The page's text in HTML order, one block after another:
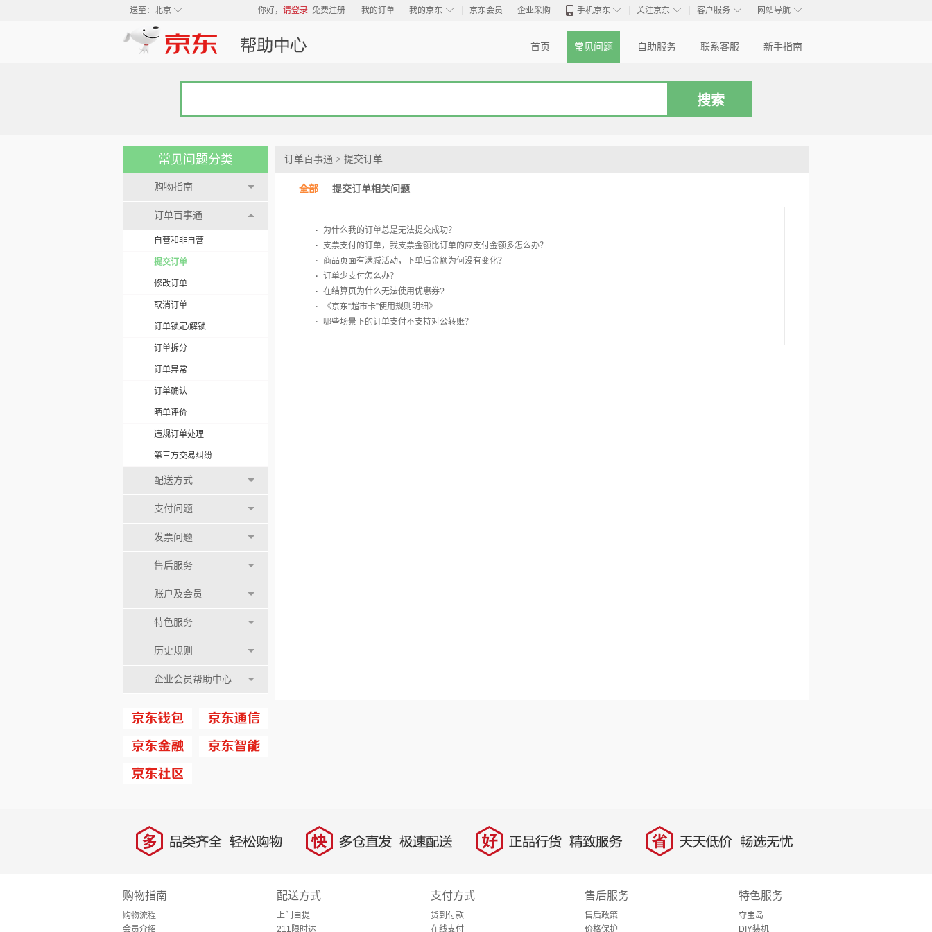
◇
送至： 北京 你好， 请登录 免费注册 我的订单 ◇
我的京东 京东会员 企业采购 ◇
手机京东 ◇
关注京东 ◇
客户服务 ◇
网站导航
首页 常见问题 自助服务 联系客服 新手指南
常见问题分类
购物指南
订单百事通
自营和非自营
提交订单
修改订单
取消订单
订单锁定/解锁
订单拆分
订单异常
订单确认
晒单评价
违规订单处理
第三方交易纠纷
配送方式
支付问题
发票问题
售后服务
账户及会员
特色服务
历史规则
企业会员帮助中心
订单百事通 > 提交订单
全部 提交订单相关问题
·
为什么我的订单总是无法提交成功？
·
支票支付的订单，我支票金额比订单的应支付金额多怎么办？
·
商品页面有满减活动，下单后金额为何没有变化？
· 订单少支付怎么办？
· 在结算页为什么无法使用优惠券?
·
《京东“超市卡”使用规则明细》
·
哪些场景下的订单支付不支持对公转账？
多 品类齐全，轻松购物 快 多仓直发，极速配送 好 正品行货，精致服务 省 天天低价，畅选无忧
购物指南
购物流程
会员介绍
配送方式
上门自提
211限时达
支付方式
货到付款
在线支付
售后服务
售后政策
价格保护
特色服务
夺宝岛
DIY装机